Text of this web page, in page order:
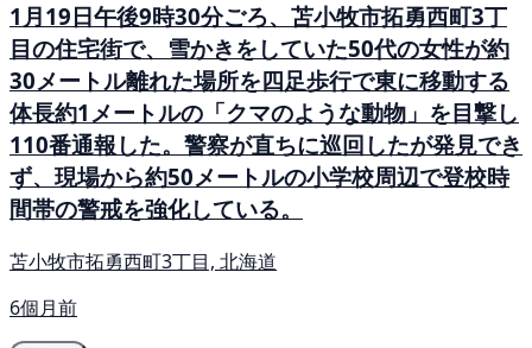
1月19日午後9時30分ごろ、苫小牧市拓勇西町3丁
目の住宅街で、雪かきをしていた50代の女性が約
30メートル離れた場所を四足歩行で東に移動する
体長約1メートルの「クマのような動物」を目撃し
110番通報した。警察が直ちに巡回したが発見でき
ず、現場から約50メートルの小学校周辺で登校時
間帯の警戒を強化している。
苫小牧市拓勇西町3丁目, 北海道
6個月前